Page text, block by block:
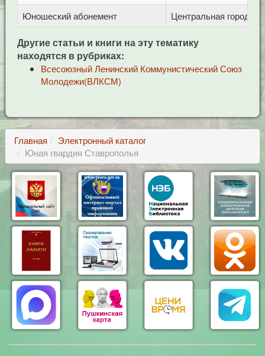
Юношеский абонемент
Центральная
Другие статьи и книги на эту тематику
находятся в рубриках:
Всесоюзный Ленинский Коммунистический Союз
Молодежи(ВЛКСМ)
Главная
Электронный каталог
Юная гвардия Ставрополья